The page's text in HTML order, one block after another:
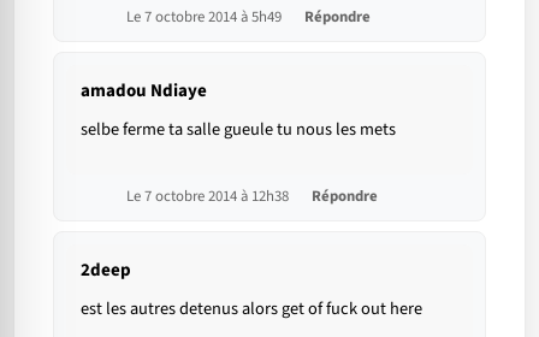
Le 7 octobre 2014 à 5h49 Répondre
amadou Ndiaye
selbe ferme ta salle gueule tu nous les mets
Le 7 octobre 2014 à 12h38 Répondre
2deep
est les autres detenus alors get of fuck out here